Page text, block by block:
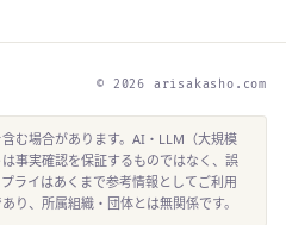
© 2026 arisakasho.com
む場合があります。AI・LLM（大規模
事実確認を保証するものではなく、誤
ライはあくまで参考情報としてご利用
り、所属組織・団体とは無関係です。